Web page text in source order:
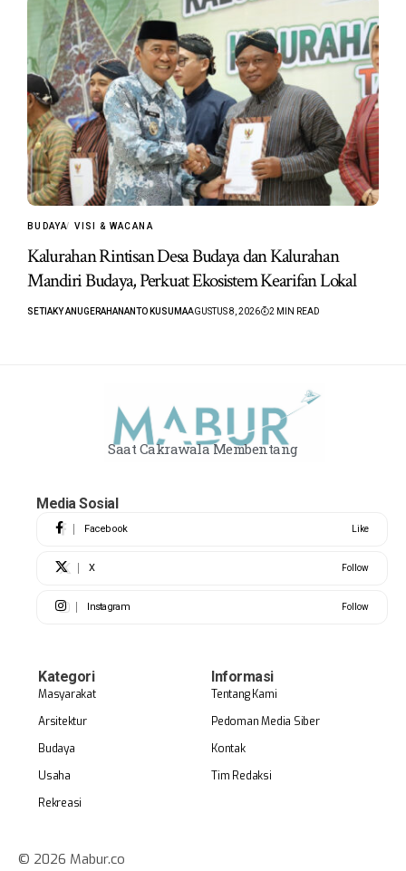
BUDAYA VISI & WACANA
Kalurahan Rintisan Desa Budaya dan Kalurahan
Mandiri Budaya, Perkuat Ekosistem Kearifan Lokal
SETIAKY ANUGERAHANANTO KUSUMAAGUSTUS 8, 2026 2 MIN READ
Saat Cakrawala Membentang
Media Sosial
Facebook Like
X Follow
Instagram Follow
Kategori
Masyarakat
Arsitektur
Budaya
Usaha
Rekreasi
Informasi
Tentang Kami
Pedoman Media Siber
Kontak
Tim Redaksi
© 2026 Mabur.co